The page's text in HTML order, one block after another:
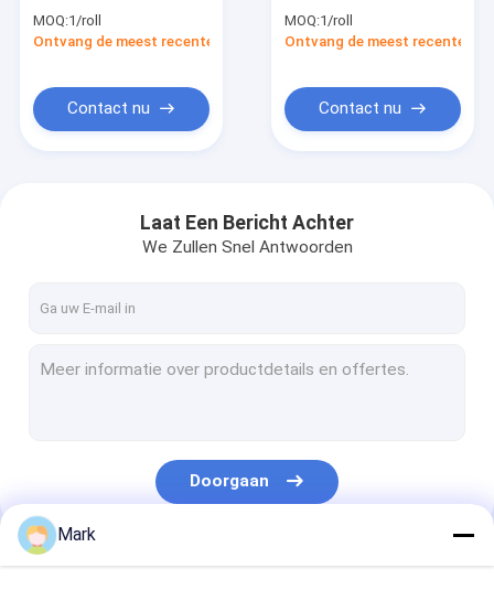
natte toepassing
MOQ:1/roll
Ontvang de meest recente Prijs
Contact nu
installatie
MOQ:1/roll
Ontvang de meest recente
Contact nu
Laat Een Bericht Achter
We Zullen Snel Antwoorden
Doorgaan
Onze Categorieën
Mark